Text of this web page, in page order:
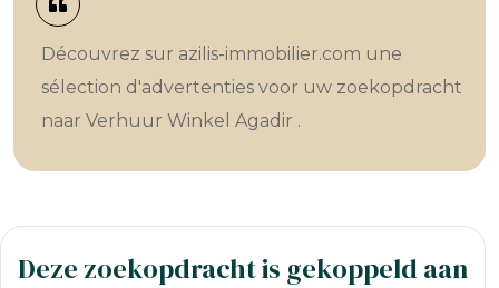
Découvrez sur azilis-immobilier.com une
sélection d'advertenties voor uw zoekopdracht
naar Verhuur Winkel Agadir .
Deze zoekopdracht is gekoppeld aan